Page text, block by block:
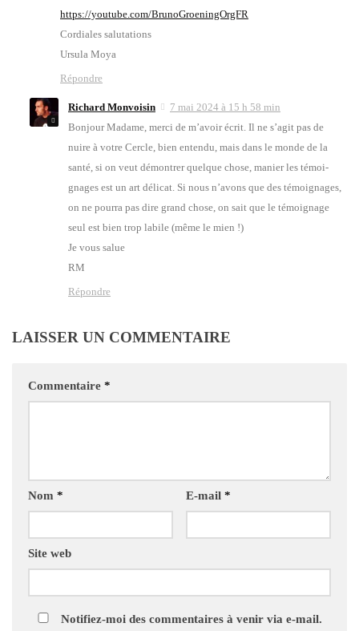
https://youtube.com/BrunoGroeningOrgFR
Cor­diales salu­ta­tions
Ursu­la Moya
Répondre
Richard Monvoisin
7 mai 2024 à 15 h 58 min
Bon­jour Madame, mer­ci de m’a­voir écrit. Il ne s’a­git pas de
nuire à votre Cercle, bien enten­du, mais dans le monde de la
san­té, si on veut démon­trer quelque chose, manier les témoi­
gnages est un art déli­cat. Si nous n’a­vons que des témoi­gnages,
on ne pour­ra pas dire grand chose, on sait que le témoi­gnage
seul est bien trop labile (même le mien !)
Je vous salue
RM
Répondre
LAISSER UN COMMENTAIRE
Commentaire *
Nom * E-mail *
Site web
Notifiez-moi des commentaires à venir via e-mail.